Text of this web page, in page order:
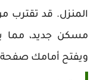
المنزل. قد تقترب
مسكن جديد، مما
ويفتح أمامك صفحة